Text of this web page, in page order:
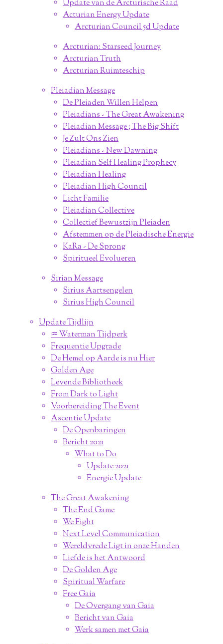
Update van de Arcturische Raad
Acturian Energy Update
Arcturian Council 5d Update
Arcturian: Starseed Journey
Arcturian Truth
Arcturian Ruimteschip
Pleiadian Message
De Pleiaden Willen Helpen
Pleiadians - The Great Awakening
Pleiadian Message ; The Big Shift
Je Zult Ons Zien
Pleiadians - New Dawning
Pleiadian Self Healing Prophecy
Pleiadian Healing
Pleiadian High Council
Licht Familie
Pleiadian Collective
Collectief Bewustzijn Pleiaden
Afstemmen op de Pleiadische Energie
KaRa - De Sprong
Spiritueel Evolueren
Sirian Message
Sirius Aartsengelen
Sirius High Council
Update Tijdlijn
♒︎ Waterman Tijdperk
Frequentie Upgrade
De Hemel op Aarde is nu Hier
Golden Age
Levende Bibliotheek
From Dark to Light
Voorbereiding The Event
Ascentie Update
De Openbaringen
Bericht 2021
What to Do
Update 2021
Energie Update
The Great Awakening
The End Game
We Fight
Next Level Communication
Wereldvrede Ligt in onze Handen
Liefde is het Antwoord
De Golden Age
Spiritual Warfare
Free Gaia
De Overgang van Gaia
Bericht van Gaia
Werk samen met Gaia